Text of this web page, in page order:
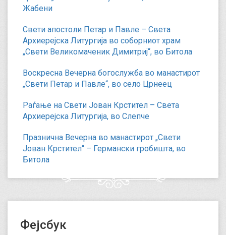
Жабени
Свети апостоли Петар и Павле – Света
Архиерејска Литургија во соборниот храм
„Свети Великомаченик Димитриј“, во Битола
Воскресна Вечерна богослужба во манастирот
„Свети Петар и Павле“, во село Црнеец
Раѓање на Свети Јован Крстител – Света
Архиерејска Литургија, во Слепче
Празнична Вечерна во манастирот „Свети
Јован Крстител“ – Германски гробишта, во
Битола
Фејсбук